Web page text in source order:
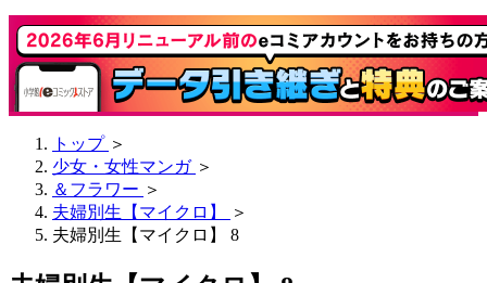
トップ ＞
少女・女性マンガ ＞
＆フラワー ＞
夫婦別生【マイクロ】
＞
夫婦別生【マイクロ】 8